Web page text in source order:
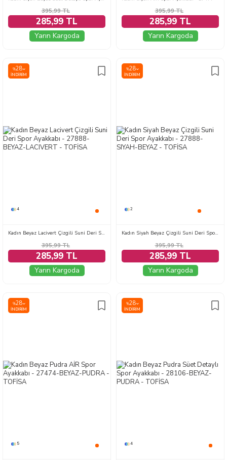
395,99TL
285,99 TL
Yarın Kargoda
395,99TL
285,99 TL
Yarın Kargoda
%28
İNDIRIM
4
Kadın Beyaz Lacivert Çizgili Suni Deri Spor Ayakkabı - 27888-BEYAZ-LACIVERT
395,99TL
285,99 TL
Yarın Kargoda
%28
İNDIRIM
2
Kadın Siyah Beyaz Çizgili Suni Deri Spor Ayakkabı - 27888-SIYAH-BEYAZ
395,99TL
285,99 TL
Yarın Kargoda
%28
İNDIRIM
5
%28
İNDIRIM
4